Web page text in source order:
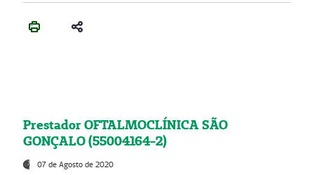
Prestador OFTALMOCLÍNICA SÃO
GONÇALO (55004164-2)
07 de Agosto de 2020